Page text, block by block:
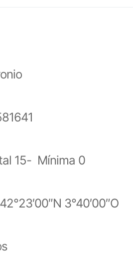
15- Mínima 0
42°23′00″N 3°40′00″O